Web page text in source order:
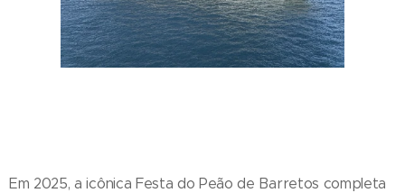
Em 2025, a icônica Festa do Peão de Barretos completa